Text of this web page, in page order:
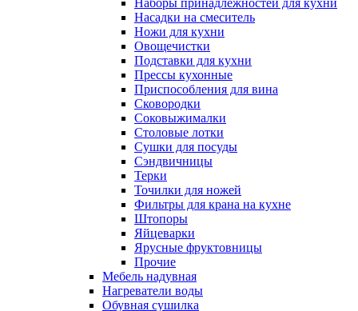
Наборы принадлежностей для кухни
Насадки на смеситель
Ножи для кухни
Овощечистки
Подставки для кухни
Прессы кухонные
Приспособления для вина
Сковородки
Соковыжималки
Столовые лотки
Сушки для посуды
Сэндвичницы
Терки
Точилки для ножей
Фильтры для крана на кухне
Штопоры
Яйцеварки
Ярусные фруктовницы
Прочие
Мебель надувная
Нагреватели воды
Обувная сушилка